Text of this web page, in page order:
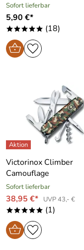
Sofort lieferbar
5,90 €*
***** (18)
Victorinox Climber
Camouflage
Sofort lieferbar
38,95 €* UVP 43,- €
***** (1)